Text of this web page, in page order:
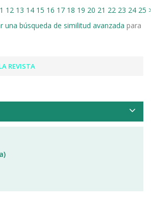
12 13 14 15 16 17 18 19 20 21 22 23 24 25
una búsqueda de similitud avanzada para
REVISTA